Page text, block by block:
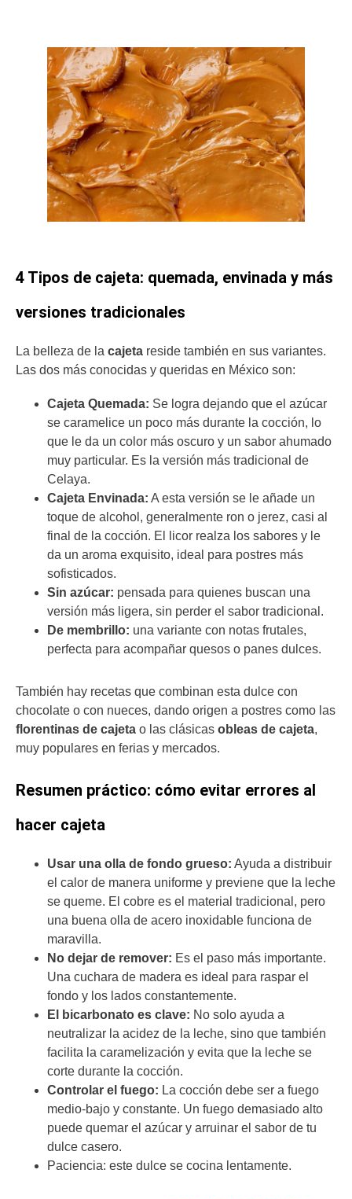
4 Tipos de cajeta: quemada, envinada y más
versiones tradicionales
La belleza de la cajeta reside también en sus variantes.
Las dos más conocidas y queridas en México son:
Cajeta Quemada: Se logra dejando que el azúcar
se caramelice un poco más durante la cocción, lo
que le da un color más oscuro y un sabor ahumado
muy particular. Es la versión más tradicional de
Celaya.
Cajeta Envinada: A esta versión se le añade un
toque de alcohol, generalmente ron o jerez, casi al
final de la cocción. El licor realza los sabores y le
da un aroma exquisito, ideal para postres más
sofisticados.
Sin azúcar: pensada para quienes buscan una
versión más ligera, sin perder el sabor tradicional.
De membrillo: una variante con notas frutales,
perfecta para acompañar quesos o panes dulces.
También hay recetas que combinan esta dulce con
chocolate o con nueces, dando origen a postres como las
florentinas de cajeta o las clásicas obleas de cajeta,
muy populares en ferias y mercados.
Resumen práctico: cómo evitar errores al
hacer cajeta
Usar una olla de fondo grueso: Ayuda a distribuir
el calor de manera uniforme y previene que la leche
se queme. El cobre es el material tradicional, pero
una buena olla de acero inoxidable funciona de
maravilla.
No dejar de remover: Es el paso más importante.
Una cuchara de madera es ideal para raspar el
fondo y los lados constantemente.
El bicarbonato es clave: No solo ayuda a
neutralizar la acidez de la leche, sino que también
facilita la caramelización y evita que la leche se
corte durante la cocción.
Controlar el fuego: La cocción debe ser a fuego
medio-bajo y constante. Un fuego demasiado alto
puede quemar el azúcar y arruinar el sabor de tu
dulce casero.
Paciencia: este dulce se cocina lentamente.